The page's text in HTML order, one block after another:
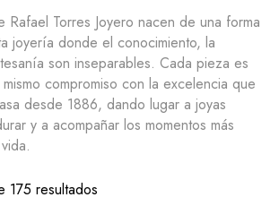
Rafael Torres Joyero nacen de una forma
joyería donde el conocimiento, la
son inseparables. Cada pieza es
compromiso con la excelencia que
desde 1886, dando lugar a joyas
y a acompañar los momentos más
175 resultados